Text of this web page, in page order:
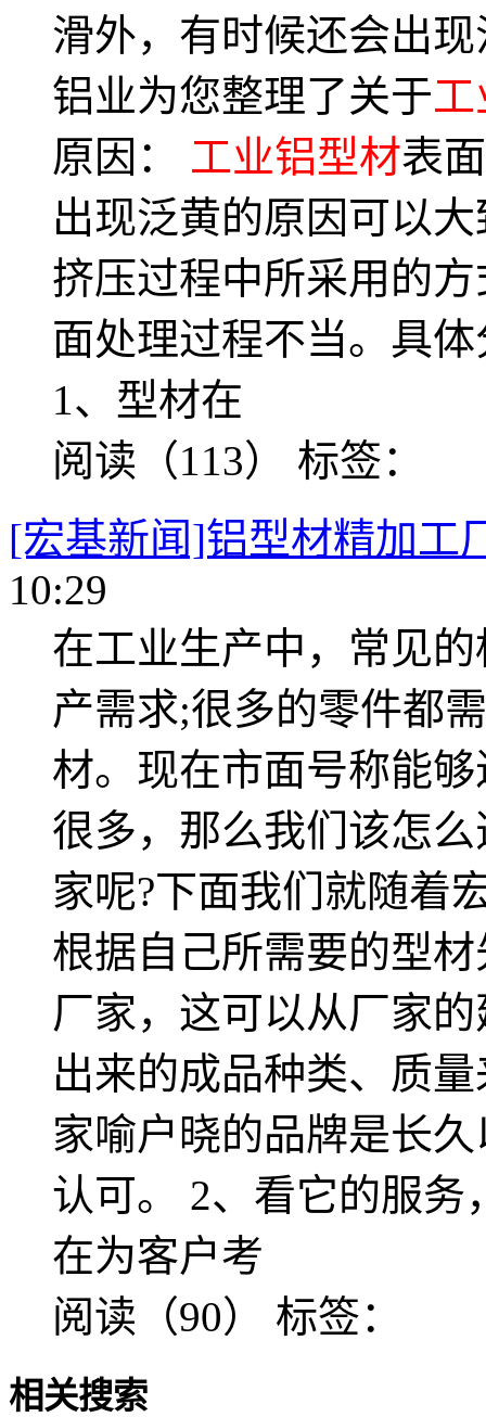
滑外，有时候还会出
铝业为您整理了关于
原因： 工业铝型材表
出现泛黄的原因可以
挤压过程中所采用的
面处理过程不当。具
1、型材在
阅读（113） 标签：
[宏基新闻]铝型材精加工
10:29
在工业生产中，常见
产需求;很多的零件都
材。现在市面号称能
很多，那么我们该怎
家呢?下面我们就随着
根据自己所需要的型
厂家，这可以从厂家
出来的成品种类、质
家喻户晓的品牌是长
认可。 2、看它的服
在为客户考
阅读（90） 标签：
相关搜索